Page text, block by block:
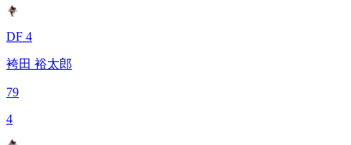
DF 4
袴田 裕太郎
79
4